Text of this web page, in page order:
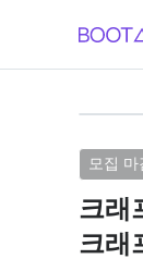
모집 마
크래
크래
브